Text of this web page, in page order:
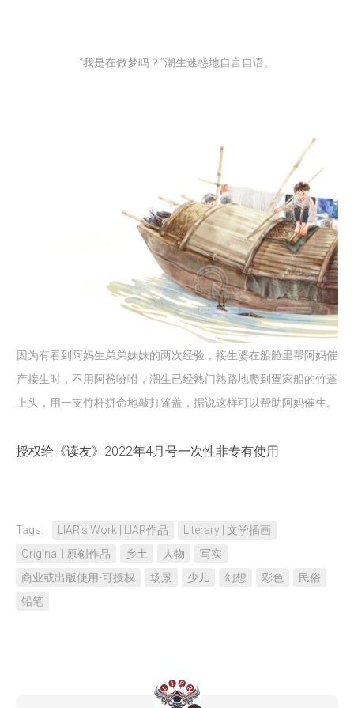
“我是在做梦吗？”潮生迷惑地自言自语。
因为有看到阿妈生弟弟妹妹的两次经验，接生婆在船舱里帮阿妈催
产接生时，不用阿爸吩咐，潮生已经熟门熟路地爬到疍家船的竹蓬
上头，用一支竹杆拼命地敲打篷盖，据说这样可以帮助阿妈催生。
授权给《读友》2022年4月号一次性非专有使用
Tags: LIAR‘s Work | LIAR作品
Literary | 文学插画
Original | 原创作品
乡土 人物
写实
商业或出版使用-可授权
场景 少儿 幻想 彩色
民俗
铅笔